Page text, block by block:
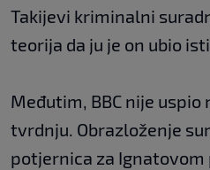
Takijevi kriminalni
teorija da ju je on ubio
Međutim, BBC nije
tvrdnju. Obrazloženje
potjernica za